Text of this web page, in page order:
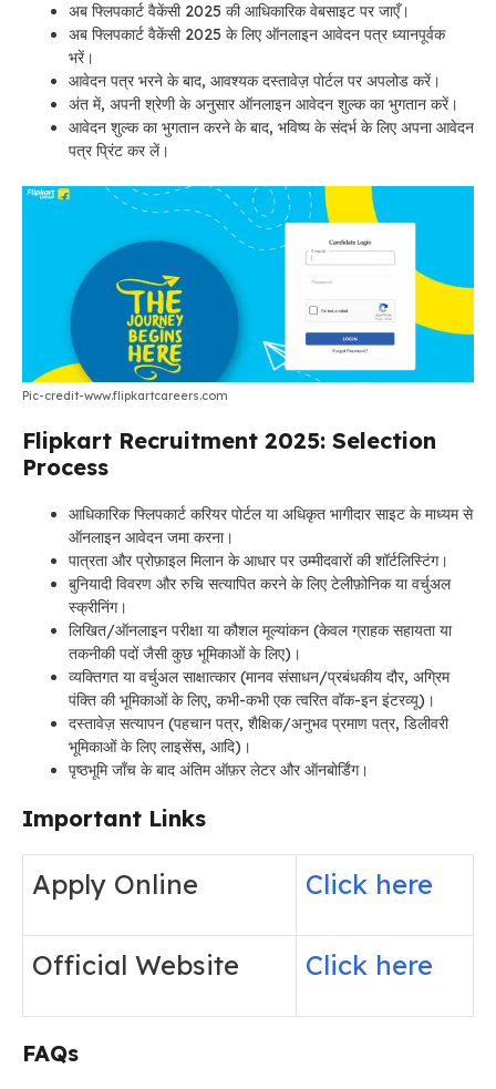
अब फ्लिपकार्ट वैकेंसी 2025 की आधिकारिक वेबसाइट पर जाएँ।
अब फ्लिपकार्ट वैकेंसी 2025 के लिए ऑनलाइन आवेदन पत्र ध्यानपूर्वक
भरें।
आवेदन पत्र भरने के बाद, आवश्यक दस्तावेज़ पोर्टल पर अपलोड करें।
अंत में, अपनी श्रेणी के अनुसार ऑनलाइन आवेदन शुल्क का भुगतान करें।
आवेदन शुल्क का भुगतान करने के बाद, भविष्य के संदर्भ के लिए अपना आवेदन
पत्र प्रिंट कर लें।
Pic-credit-www.flipkartcareers.com
Flipkart Recruitment 2025: Selection
Process
आधिकारिक फ्लिपकार्ट करियर पोर्टल या अधिकृत भागीदार साइट के माध्यम से
ऑनलाइन आवेदन जमा करना।
पात्रता और प्रोफ़ाइल मिलान के आधार पर उम्मीदवारों की शॉर्टलिस्टिंग।
बुनियादी विवरण और रुचि सत्यापित करने के लिए टेलीफ़ोनिक या वर्चुअल
स्क्रीनिंग।
लिखित/ऑनलाइन परीक्षा या कौशल मूल्यांकन (केवल ग्राहक सहायता या
तकनीकी पदों जैसी कुछ भूमिकाओं के लिए)।
व्यक्तिगत या वर्चुअल साक्षात्कार (मानव संसाधन/प्रबंधकीय दौर, अग्रिम
पंक्ति की भूमिकाओं के लिए, कभी-कभी एक त्वरित वॉक-इन इंटरव्यू)।
दस्तावेज़ सत्यापन (पहचान पत्र, शैक्षिक/अनुभव प्रमाण पत्र, डिलीवरी
भूमिकाओं के लिए लाइसेंस, आदि)।
पृष्ठभूमि जाँच के बाद अंतिम ऑफ़र लेटर और ऑनबोर्डिंग।
Important Links
Apply Online Click here
Official Website Click here
FAQs